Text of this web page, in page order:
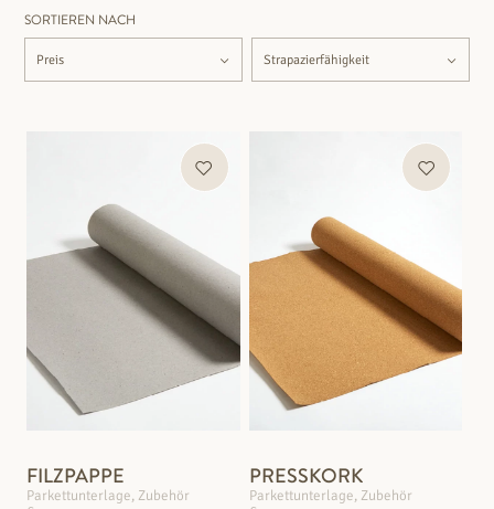
SORTIEREN NACH
FILZPAPPE
Parkettunterlage, Zubehör
PRESSKORK
Parkettunterlage, Zubehör